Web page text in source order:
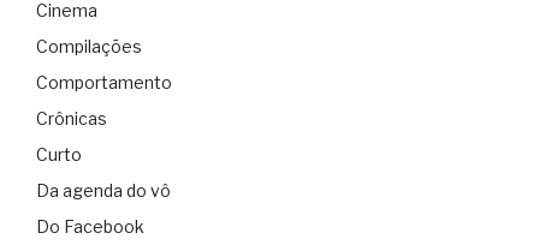
Cinema
Compilações
Comportamento
Crônicas
Curto
Da agenda do vô
Do Facebook